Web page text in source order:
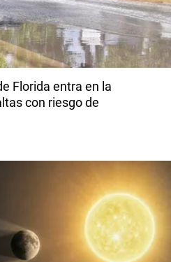
Florida entra en la
con riesgo de